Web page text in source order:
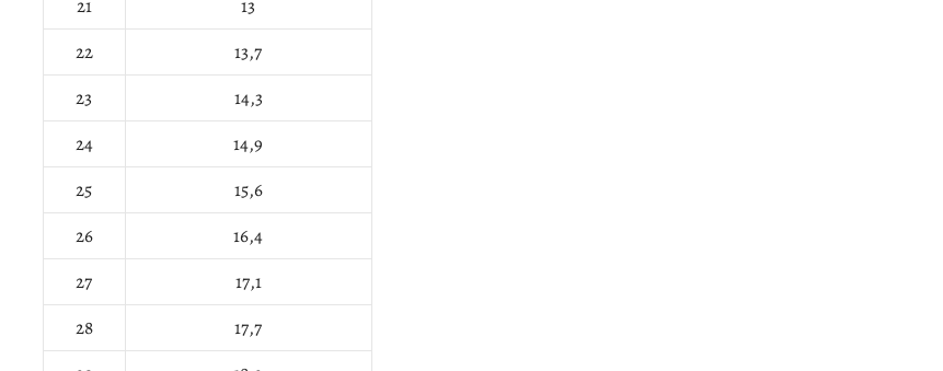
21
13
22
13,7
23
14,3
24
14,9
25
15,6
26
16,4
27
17,1
28
17,7